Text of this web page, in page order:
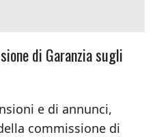
di Garanzia sugli
e di annunci,
commissione di